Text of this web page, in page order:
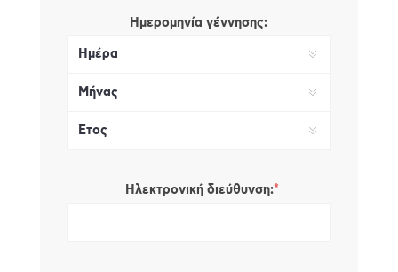
Ημερομηνία γέννησης:
Ηλεκτρονική διεύθυνση:*